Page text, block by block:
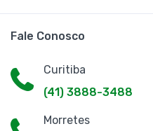
Fale Conosco
Curitiba
(41) 3888-3488
Morretes